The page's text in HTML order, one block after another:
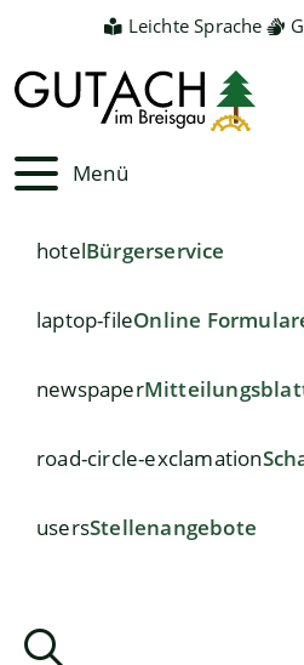
Leichte Sprache
Menü
hotelBürgerservice
laptop-fileOnline
newspaper
road-circle-exclamation
usersStellenangebote